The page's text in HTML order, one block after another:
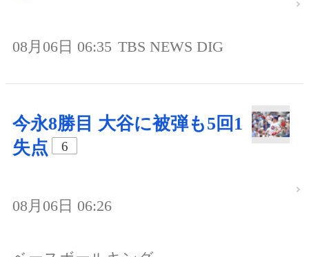
08月06日 06:35 TBS NEWS DIG
今永8勝目 大谷に被弾も5回1
失点
6
08月06日 06:26